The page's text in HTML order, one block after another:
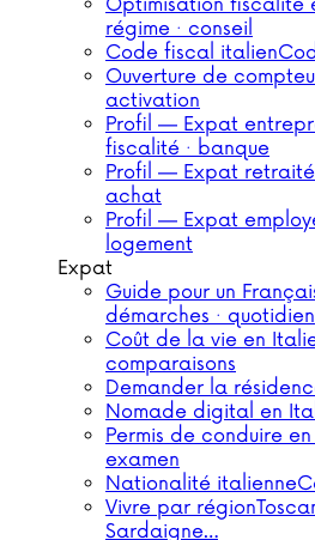
Optimisation fiscalité
régime · conseil
Code fiscal italien
Ouverture de
activation
Profil — Expat
fiscalité · banque
Profil — Expat retraité
achat
Profil — Expat
logement
Expat
Guide pour un
démarches · quotidien
Coût de la vie en
comparaisons
Demander la
Nomade digital en
Permis de conduire
examen
Nationalité italienne
Vivre par région
Sardaigne…